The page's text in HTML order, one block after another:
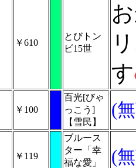
￥610
とびトン
ビ15世
す
￥100
百光[びゃ
っこう]
【雪民】
(
￥119
ブルース
ター「幸
福な愛」
(